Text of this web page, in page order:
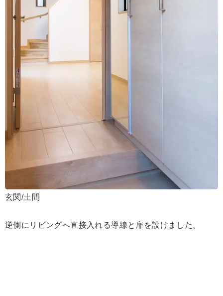
玄関/土間
逆側にリビングへ直接入れる導線と扉を設けました。